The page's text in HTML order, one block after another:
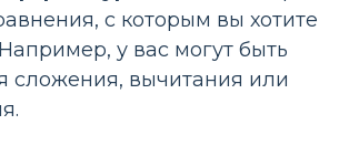
с которым вы хотите
у вас могут быть
сложения, вычитания или